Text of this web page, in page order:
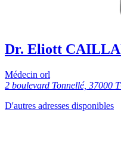
Dr. Eliott
Médecin orl
2 boulevard Tonnellé, 37000
D'autres adresses disponibles